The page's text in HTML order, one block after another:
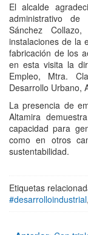
El alcalde
administrativo de
Sánchez
instalaciones de la
fabricación de los
en esta visita la
Empleo, Mtra.
Desarrollo Urbano,
La presencia de
Altamira
capacidad para
como en otros
sustentabilidad.
Etiquetas
#desarrolloindustrial,